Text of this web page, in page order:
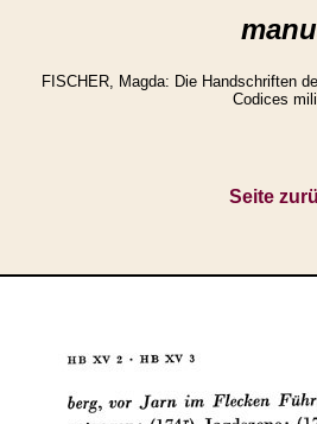
FISCHER, Magda: Die Handschriften
Codices
Seite